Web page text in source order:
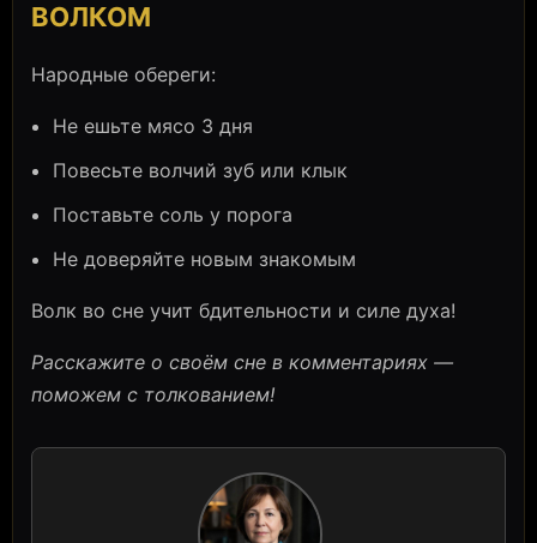
ВОЛКОМ
Народные обереги:
Не ешьте мясо 3 дня
Повесьте волчий зуб или клык
Поставьте соль у порога
Не доверяйте новым знакомым
Волк во сне учит бдительности и силе духа!
Расскажите о своём сне в комментариях —
поможем с толкованием!